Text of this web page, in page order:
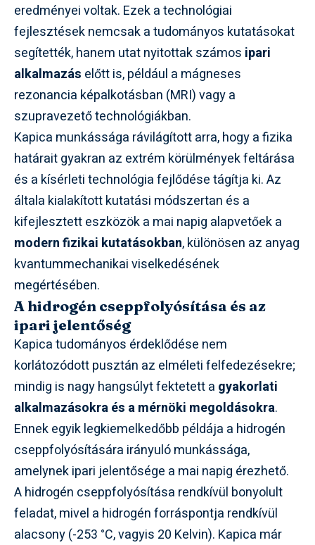
eredményei voltak. Ezek a technológiai
fejlesztések nemcsak a tudományos kutatásokat
segítették, hanem utat nyitottak számos ipari
alkalmazás előtt is, például a mágneses
rezonancia képalkotásban (MRI) vagy a
szupravezető technológiákban.
Kapica munkássága rávilágított arra, hogy a fizika
határait gyakran az extrém körülmények feltárása
és a kísérleti technológia fejlődése tágítja ki. Az
általa kialakított kutatási módszertan és a
kifejlesztett eszközök a mai napig alapvetőek a
modern fizikai kutatásokban, különösen az anyag
kvantummechanikai viselkedésének
megértésében.
A hidrogén cseppfolyósítása és az
ipari jelentőség
Kapica tudományos érdeklődése nem
korlátozódott pusztán az elméleti felfedezésekre;
mindig is nagy hangsúlyt fektetett a gyakorlati
alkalmazásokra és a mérnöki megoldásokra.
Ennek egyik legkiemelkedőbb példája a hidrogén
cseppfolyósítására irányuló munkássága,
amelynek ipari jelentősége a mai napig érezhető.
A hidrogén cseppfolyósítása rendkívül bonyolult
feladat, mivel a hidrogén forráspontja rendkívül
alacsony (-253 °C, vagyis 20 Kelvin). Kapica már